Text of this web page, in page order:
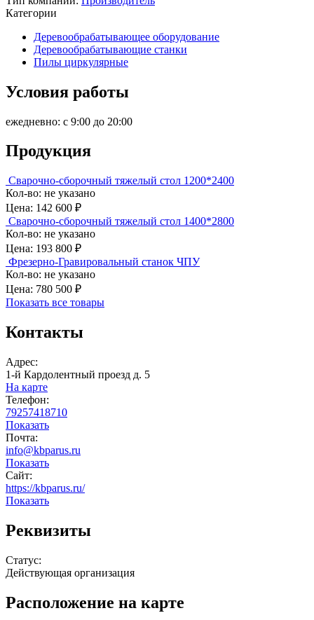
Категории
Деревообрабатывающее оборудование
Деревообрабатывающие станки
Пилы циркулярные
Условия работы
ежедневно: с 9:00 до 20:00
Продукция
Сварочно-сборочный тяжелый стол 1200*2400
Кол-во: не указано
Цена: 142 600 ₽
Сварочно-сборочный тяжелый стол 1400*2800
Кол-во: не указано
Цена: 193 800 ₽
Фрезерно-Гравировальный станок ЧПУ
Кол-во: не указано
Цена: 780 500 ₽
Показать все товары
Контакты
Адрес:
1-й Кардолентный проезд д. 5
На карте
Телефон:
79257418710
Показать
Почта:
info@kbparus.ru
Показать
Сайт:
https://kbparus.ru/
Показать
Реквизиты
Статус:
Действующая организация
Расположение на карте